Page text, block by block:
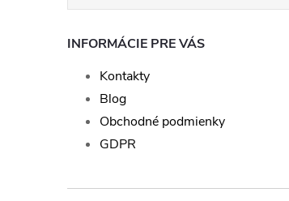
INFORMÁCIE PRE VÁS
Kontakty
Blog
Obchodné podmienky
GDPR